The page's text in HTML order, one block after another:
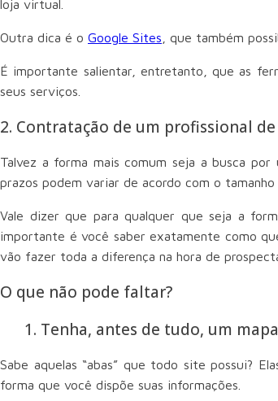
loja virtual.
Outra dica é o Google Sites , que também
É importante salientar, entretanto, que as
seus serviços.
2. Contratação de um profissional
Talvez a forma mais comum seja a busca
prazos podem variar de acordo com o
Vale dizer que para qualquer que seja a
importante é você saber exatamente como
vão fazer toda a diferença na hora de
O que não pode faltar?
1. Tenha, antes de tudo, um
Sabe aquelas “abas” que todo site possui?
forma que você dispõe suas informações.